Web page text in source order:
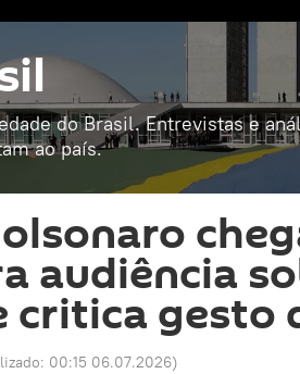
do Brasil. Entrevistas e
ao país.
audiência
critica gesto
00:15 06.07.2026)